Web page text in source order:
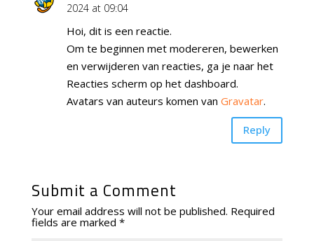
2024 at 09:04
Hoi, dit is een reactie.
Om te beginnen met modereren, bewerken
en verwijderen van reacties, ga je naar het
Reacties scherm op het dashboard.
Avatars van auteurs komen van Gravatar.
Reply
Submit a Comment
Your email address will not be published. Required
fields are marked *